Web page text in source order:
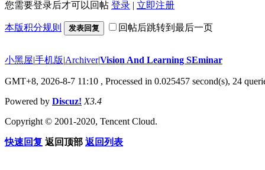
您需要登录后才可以回帖 登录 | 立即注册
本版积分规则 发表回复 回帖后跳转到最后一页
小黑屋|手机版|Archiver|Vision And Learning SEminar
GMT+8, 2026-8-7 11:10 , Processed in 0.025457 second(s), 24
Powered by Discuz! X3.4
Copyright © 2001-2020, Tencent Cloud.
快速回复 返回顶部 返回列表